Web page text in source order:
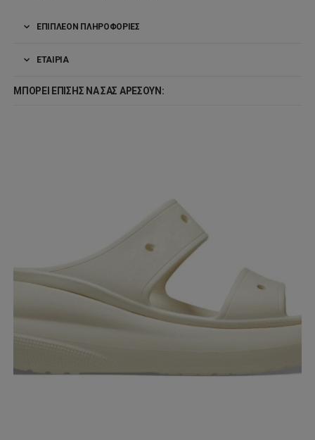
ΕΠΙΠΛΈΟΝ ΠΛΗΡΟΦΟΡΊΕΣ
ΕΤΑΙΡΊΑ
ΜΠΟΡΕΊ ΕΠΊΣΗΣ ΝΑ ΣΑΣ ΑΡΈΣΟΥΝ: